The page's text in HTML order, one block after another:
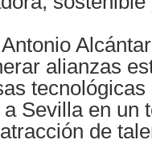
alianzas
Sevilla en un
de